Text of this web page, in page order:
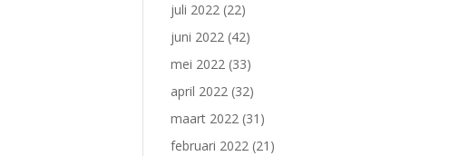
juli 2022 (22)
juni 2022 (42)
mei 2022 (33)
april 2022 (32)
maart 2022 (31)
februari 2022 (21)